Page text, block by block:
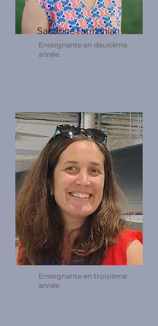
Sandrine Farmanian
Enseignante en deuxième
année
Gaelle Ledoux
Enseignante en troisième
année